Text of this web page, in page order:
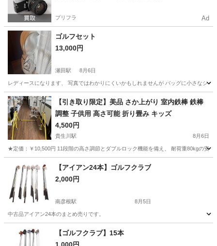
プリフラ Ad
ゴルフセット
13,000円
瀬田駅 8月6日
レディースになります、 写真ではわかりにくいかもしれませんが バッグに小さなシ
滋賀 大津市 瀬田駅 スポーツ
【引き取り限定】美品 さか上がり 室内鉄棒 鉄棒
調整 子供用 高さ可能 折り畳み キッズ
4,500円
貴生川駅 8月6日
★定価：￥10,500円 11段階の高さ調節とダブルロック機能を備え、 耐荷重80kgの安
甲賀市 貴生川駅 フィットネス、トレーニング
【アイアン24本】ゴルフクラブ
2,000円
南彦根駅 8月5日
中古品アイアン24本のまとめ売りです。
彦根市 南彦根駅 ゴルフ
【ゴルフクラブ】15本